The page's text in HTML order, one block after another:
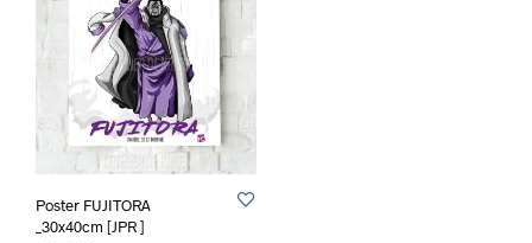
Poster FUJITORA
_30x40cm [JPR ]